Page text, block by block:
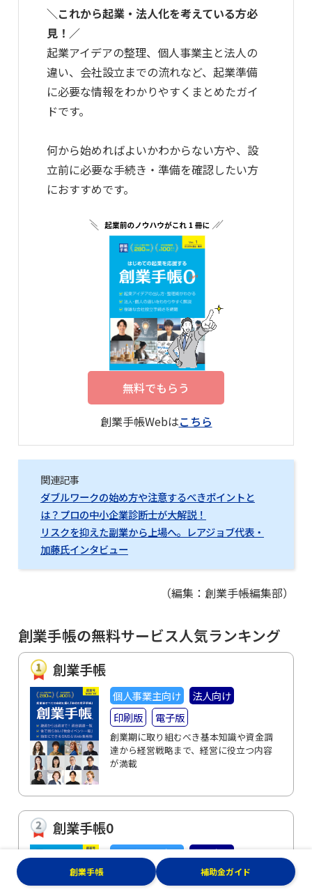
＼これから起業・法人化を考えている方必
見！／
起業アイデアの整理、個人事業主と法人の
違い、会社設立までの流れなど、起業準備
に必要な情報をわかりやすくまとめたガイ
ドです。
何から始めればよいかわからない方や、設
立前に必要な手続き・準備を確認したい方
におすすめです。
無料でもらう
創業手帳Webはこちら
関連記事
ダブルワークの始め方や注意するべきポイントと
は？プロの中小企業診断士が大解説！
リスクを抑えた副業から上場へ。レアジョブ代表・
加藤氏インタビュー
（編集：創業手帳編集部）
創業手帳の無料サービス人気ランキング
創業手帳
個人事業主向け
法人向け
印刷版
電子版
創業期に取り組むべき基本知識や資金調
達から経営戦略まで、経営に役立つ内容
が満載
創業手帳0
個人事業主向け
法人向け
創業手帳 補助金ガイド